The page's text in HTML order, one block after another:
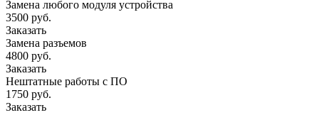
Замена любого модуля устройства
3500 руб.
Заказать
Замена разъемов
4800 руб.
Заказать
Нештатные работы с ПО
1750 руб.
Заказать